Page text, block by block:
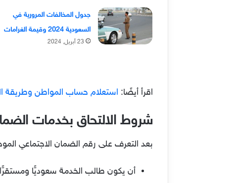
جدول المخالفات المرورية في
السعودية 2024 وقيمة الغرامات
23 أبريل, 2024
اقرأ أيضًا: استعلام حساب المواطن وطريقة
شروط الالتحاق بخدمات
بعد التعرف على رقم الضمان الاجتماعي
أن يكون طالب الخدمة سعوديًّا ومستقرًّا